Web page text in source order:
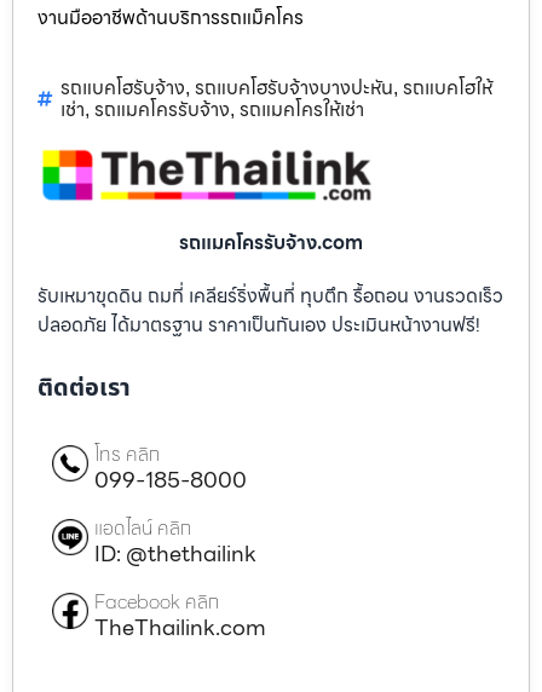
งานมืออาชีพด้านบริการรถแม็คโคร
รถแบคโฮรับจ้าง, รถแบคโฮรับจ้างบางปะหัน, รถแบคโฮให้
เช่า, รถแมคโครรับจ้าง, รถแมคโครให้เช่า
รถแมคโครรับจ้าง.com
รับเหมาขุดดิน ถมที่ เคลียร์ริ่งพื้นที่ ทุบตึก รื้อถอน งานรวดเร็ว
ปลอดภัย ได้มาตรฐาน ราคาเป็นกันเอง ประเมินหน้างานฟรี!
ติดต่อเรา
โทร คลิก
099-185-8000
แอดไลน์ คลิก
ID: @thethailink
Facebook คลิก
TheThailink.com